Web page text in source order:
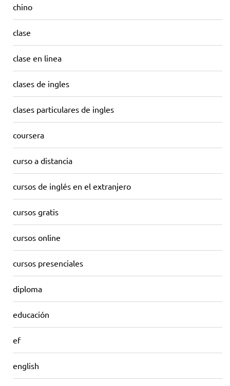
chino
clase
clase en linea
clases de ingles
clases particulares de ingles
coursera
curso a distancia
cursos de inglés en el extranjero
cursos gratis
cursos online
cursos presenciales
diploma
educación
ef
english